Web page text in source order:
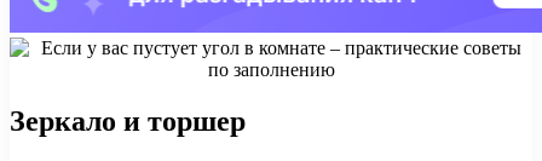
Зеркало и торшер